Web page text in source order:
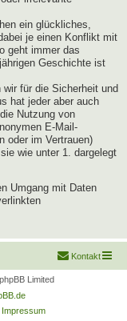
ein glückliches,
je einen Konflikt mit
geht immer das
Geschichte ist
wir für die Sicherheit und
hat jeder aber auch
Nutzung von
E-Mail-
oder im Vertrauen)
wie unter 1. dargelegt
Umgang mit Daten
Kontakt
Limited
Impressum